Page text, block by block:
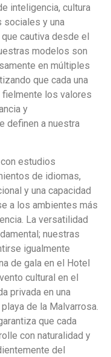
inteligencia, cultura
sociales y una
cautiva desde el
modelos son
en múltiples
que cada una
los valores
y
definen a nuestra
estudios
de idiomas,
y una capacidad
a los ambientes más
La versatilidad
nuestras
igualmente
de gala en el Hotel
cultural en el
privada en una
de la Malvarrosa.
que cada
con naturalidad y
del